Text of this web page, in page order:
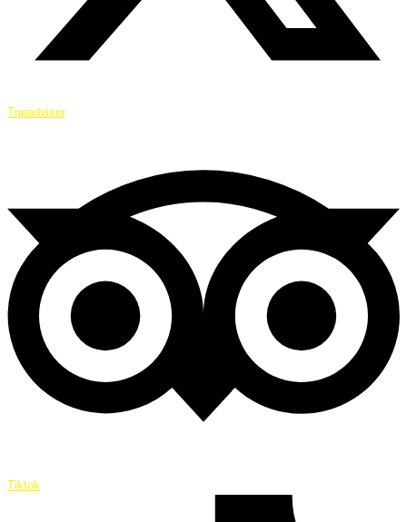
Tripadvisor
Tiktok